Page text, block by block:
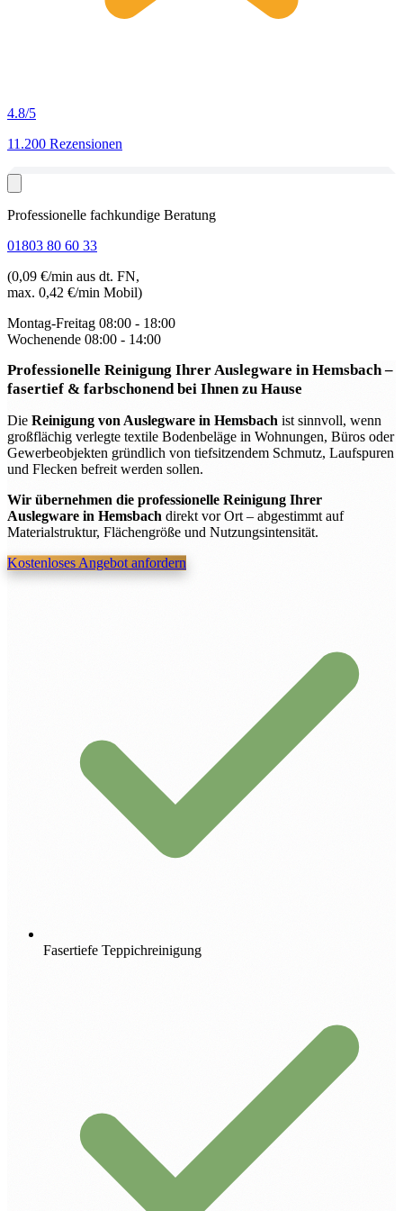
4.8/5
11.200 Rezensionen
Professionelle fachkundige Beratung
01803 80 60 33
(0,09 €/min aus dt. FN,
max. 0,42 €/min Mobil)
Montag-Freitag 08:00 - 18:00
Wochenende 08:00 - 14:00
Professionelle Reinigung Ihrer Auslegware in Hemsbach–
fasertief & farbschonend bei Ihnen zu Hause
Die Reinigung von Auslegware in Hemsbach ist sinnvoll, wenn
großflächig verlegte textile Bodenbeläge in Wohnungen, Büros oder
Gewerbeobjekten gründlich von tiefsitzendem Schmutz, Laufspuren
und Flecken befreit werden sollen.
Wir übernehmen die professionelle Reinigung Ihrer
Auslegware in Hemsbach direkt vor Ort – abgestimmt auf
Materialstruktur, Flächengröße und Nutzungsintensität.
Kostenloses Angebot anfordern
Fasertiefe Teppichreinigung